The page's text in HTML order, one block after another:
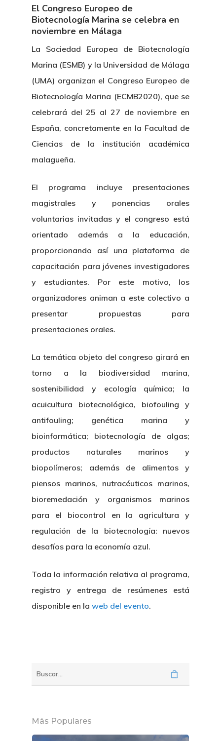
El Congreso Europeo de
Biotecnología Marina se celebra en
noviembre en Málaga
La Sociedad Europea de Biotecnología
Marina (ESMB) y la Universidad de Málaga
(UMA) organizan el Congreso Europeo de
Biotecnología Marina (ECMB2020), que se
celebrará del 25 al 27 de noviembre en
España, concretamente en la Facultad de
Ciencias de la institución académica
malagueña.
El programa incluye presentaciones
magistrales y ponencias orales
voluntarias invitadas y el congreso está
orientado además a la educación,
proporcionando así una plataforma de
capacitación para jóvenes investigadores
y estudiantes. Por este motivo, los
organizadores animan a este colectivo a
presentar propuestas para
presentaciones orales.
La temática objeto del congreso girará en
torno a la biodiversidad marina,
sostenibilidad y ecología química; la
acuicultura biotecnológica, biofouling y
antifouling; genética marina y
bioinformática; biotecnología de algas;
productos naturales marinos y
biopolímeros; además de alimentos y
piensos marinos, nutracéuticos marinos,
bioremedación y organismos marinos
para el biocontrol en la agricultura y
regulación de la biotecnología: nuevos
desafíos para la economía azul.
Toda la información relativa al programa,
registro y entrega de resúmenes está
disponible en la web del evento.
Más Populares